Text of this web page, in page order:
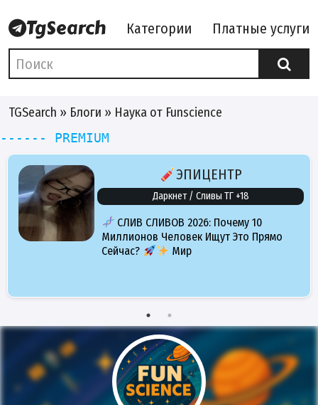
Категории Платные услуги
TGSearch » Блоги » Наука от Funscience
------ PREMIUM
ЭПИЦЕНТР
Даркнет / Сливы ТГ +18
СЛИВ СЛИВОВ 2026: Почему 10
Миллионов Человек Ищут Это Прямо
Сейчас?
Мир